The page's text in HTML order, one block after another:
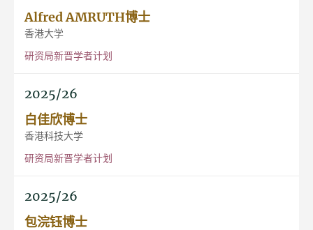
Alfred AMRUTH博士
香港大学
研资局新晋学者计划
2025/26
白佳欣博士
香港科技大学
研资局新晋学者计划
2025/26
包浣钰博士